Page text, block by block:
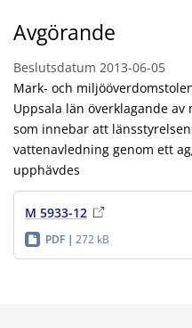
Avgörande
Beslutsdatum 2013-06-05
Mark- och
Uppsala län överklagande
som innebar att
vattenavledning genom ett
upphävdes
M 5933-12
PDF 272 kB